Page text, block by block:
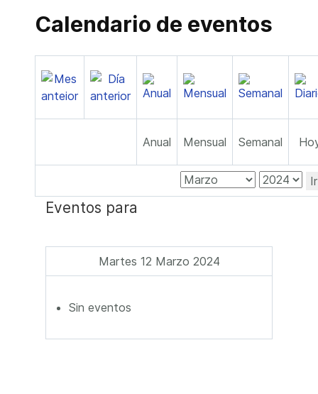
Calendario de eventos
Anual Mensual Semanal
Eventos para
Martes 12 Marzo 2024
Sin eventos